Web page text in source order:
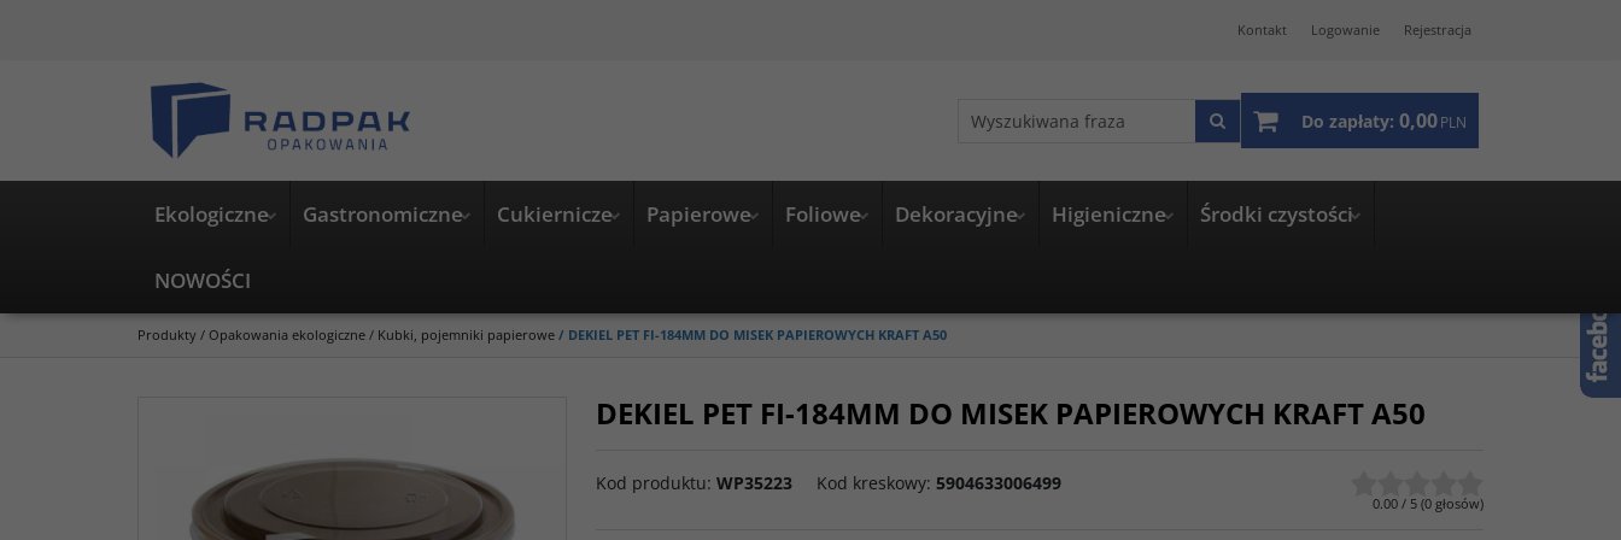
Kontakt Logowanie Rejestracja
Do zapłaty: 0,00PLN
Ekologiczne Gastronomiczne Cukiernicze Papierowe Foliowe Dekoracyjne Higieniczne Środki czystości
NOWOŚCI
Produkty / Opakowania ekologiczne / Kubki, pojemniki papierowe / DEKIEL PET FI-184MM DO MISEK PAPIEROWYCH KRAFT A50
DEKIEL PET FI-184MM DO MISEK PAPIEROWYCH KRAFT A50
Kod produktu: WP35223 Kod kreskowy: 5904633006499
0.00 / 5 (0 głosów)